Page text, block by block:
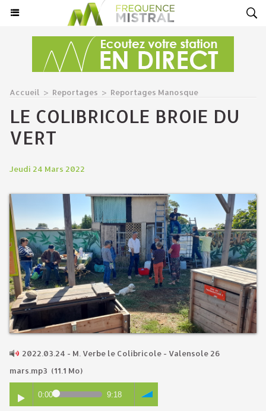
Accueil > Reportages > Reportages Manosque
LE COLIBRICOLE BROIE DU
VERT
Jeudi 24 Mars 2022
2022.03.24 - M. Verbe le Colibricole - Valensole 26
mars.mp3 (11.1 Mo)
0:00 9:18